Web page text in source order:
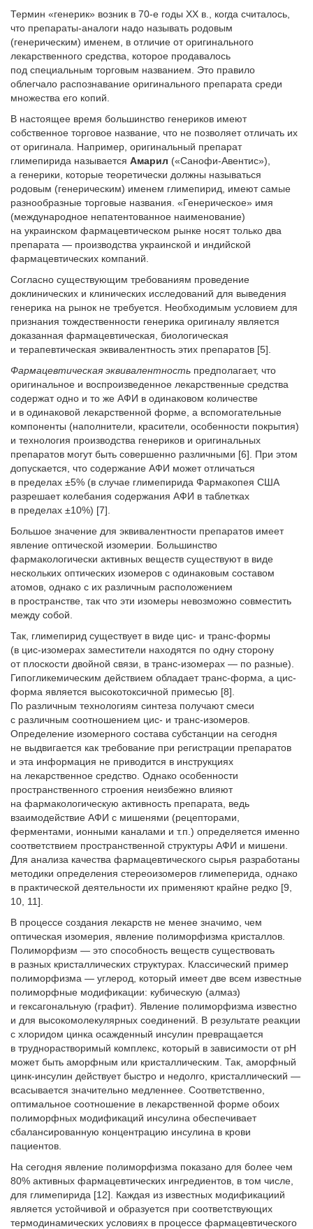
Термин «генерик» возник в 70-е годы XX в., когда считалось,
что препараты-аналоги надо называть родовым
(генерическим) именем, в отличие от оригинального
лекарственного средства, которое продавалось
под специальным торговым названием. Это правило
облегчало распознавание оригинального препарата среди
множества его копий.
В настоящее время большинство генериков имеют
собственное торговое название, что не позволяет отличать их
от оригинала. Например, оригинальный препарат
глимепирида называется Амарил («Санофи-Авентис»),
а генерики, которые теоретически должны называться
родовым (генерическим) именем глимепирид, имеют самые
разнообразные торговые названия. «Генерическое» имя
(международное непатентованное наименование)
на украинском фармацевтическом рынке носят только два
препарата — производства украинской и индийской
фармацевтических компаний.
Согласно существующим требованиям проведение
доклинических и клинических исследований для выведения
генерика на рынок не требуется. Необходимым условием для
признания тождественности генерика оригиналу является
доказанная фармацевтическая, биологическая
и терапевтическая эквивалентность этих препаратов [5].
Фармацевтическая эквивалентность предполагает, что
оригинальное и воспроизведенное лекарственные средства
содержат одно и то же АФИ в одинаковом количестве
и в одинаковой лекарственной форме, а вспомогательные
компоненты (наполнители, красители, особенности покрытия)
и технология производства генериков и оригинальных
препаратов могут быть совершенно различными [6]. При этом
допускается, что содержание АФИ может отличаться
в пределах ±5% (в случае глимепирида Фармакопея США
разрешает колебания содержания АФИ в таблетках
в пределах ±10%) [7].
Большое значение для эквивалентности препаратов имеет
явление оптической изомерии. Большинство
фармакологически активных веществ существуют в виде
нескольких оптических изомеров с одинаковым составом
атомов, однако с их различным расположением
в пространстве, так что эти изомеры невозможно совместить
между собой.
Так, глимепирид существует в виде цис- и транс-формы
(в цис-изомерах заместители находятся по одну сторону
от плоскости двойной связи, в транс-изомерах — по разные).
Гипогликемическим действием обладает транс-форма, а цис-
форма является высокотоксичной примесью [8].
По различным технологиям синтеза получают смеси
с различным соотношением цис- и транс-изомеров.
Определение изомерного состава субстанции на сегодня
не выдвигается как требование при регистрации препаратов
и эта информация не приводится в инструкциях
на лекарственное средство. Однако особенности
пространственного строения неизбежно влияют
на фармакологическую активность препарата, ведь
взаимодействие АФИ с мишенями (рецепторами,
ферментами, ионными каналами и т.п.) определяется именно
соответствием пространственной структуры АФИ и мишени.
Для анализа качества фармацевтического сырья разработаны
методики определения стереоизомеров глимеперида, однако
в практической деятельности их применяют крайне редко [9,
10, 11].
В процессе создания лекарств не менее значимо, чем
оптическая изомерия, явление полиморфизма кристаллов.
Полиморфизм — это способность веществ существовать
в разных кристаллических структурах. Классический пример
полиморфизма — углерод, который имеет две всем известные
полиморфные модификации: кубическую (алмаз)
и гексагональную (графит). Явление полиморфизма известно
и для высокомолекулярных соединений. В результате реакции
с хлоридом цинка осажденный инсулин превращается
в труднорастворимый комплекс, который в зависимости от рН
может быть аморфным или кристаллическим. Так, аморфный
цинк-инсулин действует быстро и недолго, кристаллический —
всасывается значительно медленнее. Соответственно,
оптимальное соотношение в лекарственной форме обоих
полиморфных модификаций инсулина обеспечивает
сбалансированную концентрацию инсулина в крови
пациентов.
На сегодня явление полиморфизма показано для более чем
80% активных фармацевтических ингредиентов, в том числе,
для глимепирида [12]. Каждая из известных модификациий
является устойчивой и образуется при соответствующих
термодинамических условиях в процессе фармацевтического